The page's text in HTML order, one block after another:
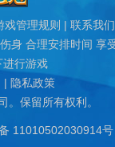
戏管理规则 | 联系我们
身 合理安排时间 享
进行游戏
| 隐私政策
保留所有权利。
11010502030914号